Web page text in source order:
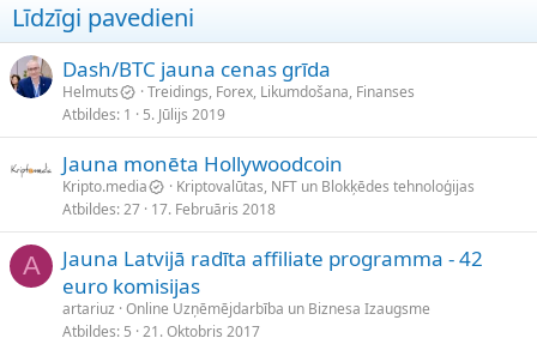
Līdzīgi pavedieni
Dash/BTC jauna cenas grīda
Helmuts
Treidings, Forex, Likumdošana, Finanses
Atbildes 1 5. Jūlijs 2019
Jauna monēta Hollywoodcoin
Kripto.media
Kriptovalūtas, NFT un Blokķēdes tehnoloģijas
Atbildes 27 17. Februāris 2018
A
Jauna Latvijā radīta affiliate programma - 42
euro komisijas
artariuz Online Uzņēmējdarbība un Biznesa Izaugsme
Atbildes 5 21. Oktobris 2017